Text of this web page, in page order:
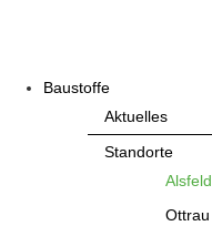
Baustoffe
Aktuelles
Standorte
Alsfeld
Ottrau